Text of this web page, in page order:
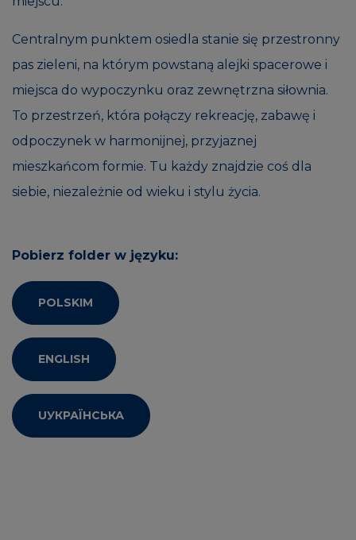
Centralnym punktem osiedla stanie się przestronny
pas zieleni, na którym powstaną alejki spacerowe i
miejsca do wypoczynku oraz zewnętrzna siłownia.
To przestrzeń, która połączy rekreację, zabawę i
odpoczynek w harmonijnej, przyjaznej
mieszkańcom formie. Tu każdy znajdzie coś dla
siebie, niezależnie od wieku i stylu życia.
Pobierz folder w języku:
POLSKIM
ENGLISH
UУКРАЇНСЬКА